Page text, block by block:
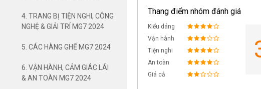
4. TRANG BỊ TIỆN NGHI, CÔNG
NGHỆ & GIẢI TRÍ MG7 2024
5. CÁC HÀNG GHẾ MG7 2024
6. VẬN HÀNH, CẢM GIÁC LÁI
& AN TOÀN MG7 2024
Thang điểm nhóm đánh giá
Kiểu dáng
Vận hành
Tiện nghi
An toàn
Giá cả